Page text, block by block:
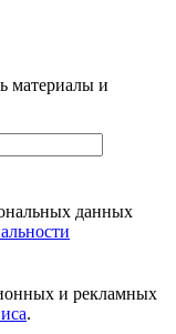
материалы и
данных
и рекламных
.